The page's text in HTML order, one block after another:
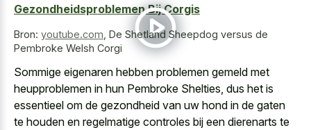
Gezondheidsproblemen Bij Corgis
Bron: youtube.com De Shetland Sheepdog versus de
Pembroke Welsh Corgi
Sommige eigenaren hebben problemen gemeld met
heupproblemen in hun Pembroke Shelties, dus het is
essentieel om de gezondheid van uw hond in de gaten
te houden en regelmatige controles bij een dierenarts te